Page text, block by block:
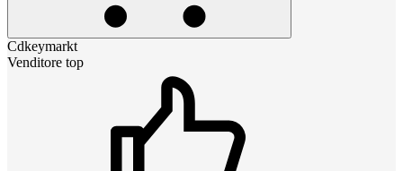
Cdkeymarkt
Venditore top